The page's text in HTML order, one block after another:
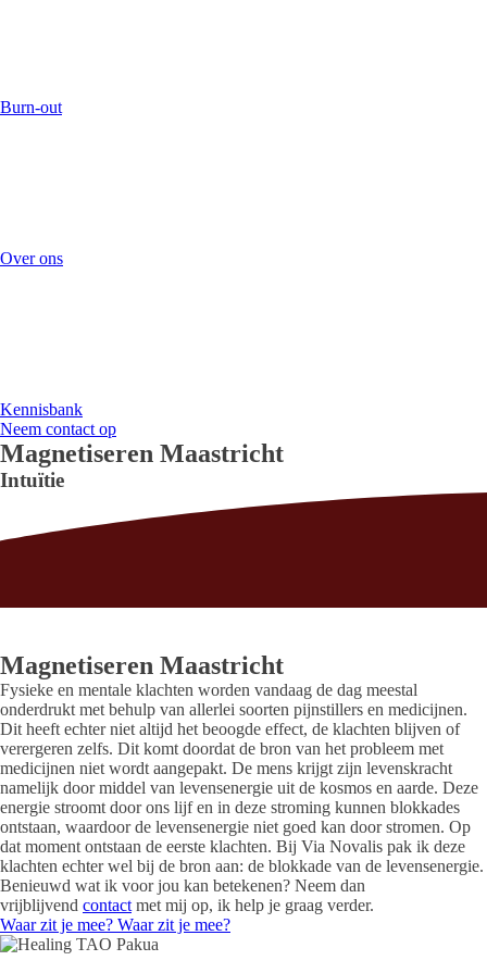
Burn-out
Over ons
Kennisbank
Neem contact op
Magnetiseren Maastricht
Intuïtie
Magnetiseren Maastricht
Fysieke en mentale klachten worden vandaag de dag meestal
onderdrukt met behulp van allerlei soorten pijnstillers en medicijnen.
Dit heeft echter niet altijd het beoogde effect, de klachten blijven of
verergeren zelfs. Dit komt doordat de bron van het probleem met
medicijnen niet wordt aangepakt. De mens krijgt zijn levenskracht
namelijk door middel van levensenergie uit de kosmos en aarde. Deze
energie stroomt door ons lijf en in deze stroming kunnen blokkades
ontstaan, waardoor de levensenergie niet goed kan door stromen. Op
dat moment ontstaan de eerste klachten. Bij Via Novalis pak ik deze
klachten echter wel bij de bron aan: de blokkade van de levensenergie.
Benieuwd wat ik voor jou kan betekenen? Neem dan
vrijblijvend contact met mij op, ik help je graag verder.
Waar zit je mee? Waar zit je mee?